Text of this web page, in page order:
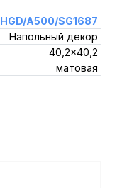
HGD/A500/SG1687
Напольный декор
40,2x40,2
матовая